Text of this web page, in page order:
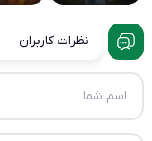
نظرات کاربران